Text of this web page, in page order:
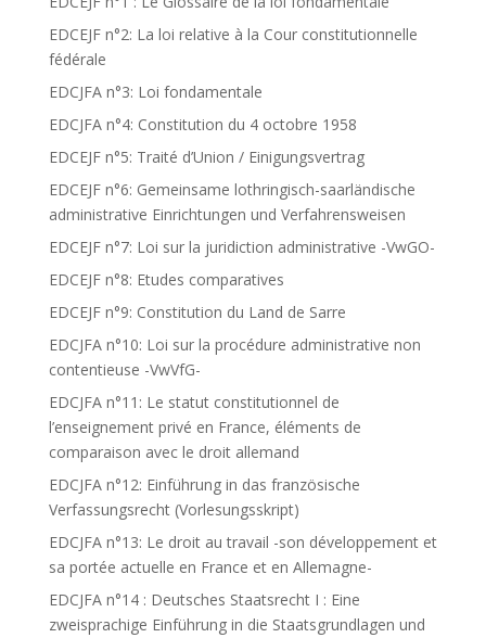
EDCEJF n°2: La loi relative à la Cour constitutionnelle
fédérale
EDCJFA n°3: Loi fondamentale
EDCJFA n°4: Constitution du 4 octobre 1958
EDCEJF n°5: Traité d’Union / Einigungsvertrag
EDCEJF n°6: Gemeinsame lothringisch-saarländische
administrative Einrichtungen und Verfahrensweisen
EDCEJF n°7: Loi sur la juridiction administrative -VwGO-
EDCEJF n°8: Etudes comparatives
EDCEJF n°9: Constitution du Land de Sarre
EDCJFA n°10: Loi sur la procédure administrative non
contentieuse -VwVfG-
EDCJFA n°11: Le statut constitutionnel de
l’enseignement privé en France, éléments de
comparaison avec le droit allemand
EDCJFA n°12: Einführung in das französische
Verfassungsrecht (Vorlesungsskript)
EDCJFA n°13: Le droit au travail -son développement et
sa portée actuelle en France et en Allemagne-
EDCJFA n°14 : Deutsches Staatsrecht I : Eine
zweisprachige Einführung in die Staatsgrundlagen und